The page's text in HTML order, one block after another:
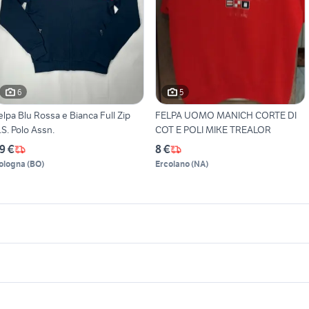
6
Blu Rossa e Bianca Full Zip
Polo Assn.
€
(BO)
5
FELPA UOMO MANICH CORTE DI
COT E POLI MIKE TREALOR
8 €
Ercolano(NA)